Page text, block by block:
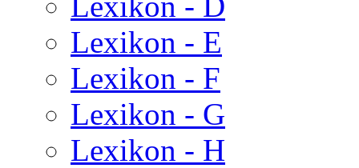
Lexikon - E
Lexikon - F
Lexikon - G
Lexikon - H